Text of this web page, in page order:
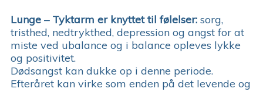
Lunge – Tyktarm er knyttet til følelser: sorg,
tristhed, nedtrykthed, depression og angst for at
miste ved ubalance og i balance opleves lykke
og positivitet.
Dødsangst kan dukke op i denne periode.
Efteråret kan virke som enden på det levende og